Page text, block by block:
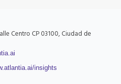
Centro CP 03100, Ciudad de
insights